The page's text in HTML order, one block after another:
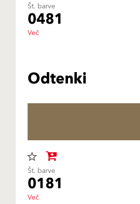
Št. barve
0481
Več
Odtenki
star_border
Št. barve
0181
Več